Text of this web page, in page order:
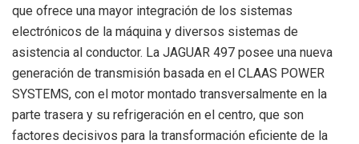
que ofrece una mayor integración de los sistemas
electrónicos de la máquina y diversos sistemas de
asistencia al conductor. La JAGUAR 497 posee una nueva
generación de transmisión basada en el CLAAS POWER
SYSTEMS, con el motor montado transversalmente en la
parte trasera y su refrigeración en el centro, que son
factores decisivos para la transformación eficiente de la